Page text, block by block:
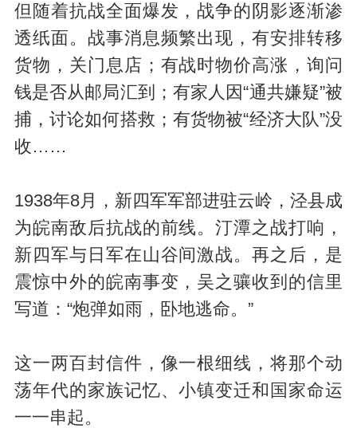
但随着抗战全面爆发，战争的阴影逐渐渗
透纸面。战事消息频繁出现，有安排转移
货物，关门息店；有战时物价高涨，询问
钱是否从邮局汇到；有家人因“通共嫌疑”被
捕，讨论如何搭救；有货物被“经济大队”没
收……
1938年8月，新四军军部进驻云岭，泾县成
为皖南敌后抗战的前线。汀潭之战打响，
新四军与日军在山谷间激战。再之后，是
震惊中外的皖南事变，吴之骧收到的信里
写道：“炮弹如雨，卧地逃命。”
这一两百封信件，像一根细线，将那个动
荡年代的家族记忆、小镇变迁和国家命运
一一串起。